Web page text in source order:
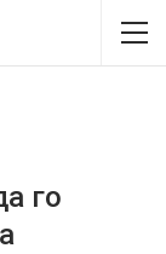
го